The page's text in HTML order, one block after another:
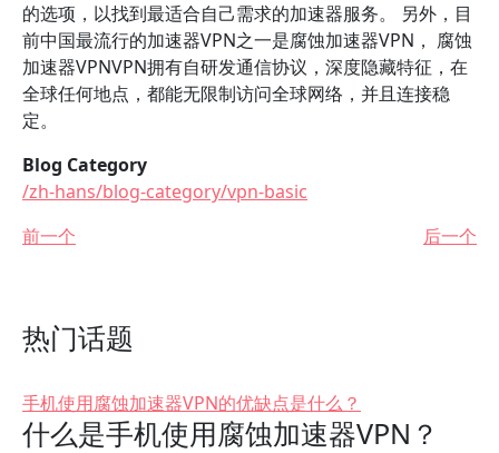
的选项，以找到最适合自己需求的加速器服务。 另外，目
前中国最流行的加速器VPN之一是腐蚀加速器VPN， 腐蚀
加速器VPNVPN拥有自研发通信协议，深度隐藏特征，在
全球任何地点，都能无限制访问全球网络，并且连接稳
定。
Blog Category
/zh-hans/blog-category/vpn-basic
前一个
后一个
热门话题
手机使用腐蚀加速器VPN的优缺点是什么？
什么是手机使用腐蚀加速器VPN？